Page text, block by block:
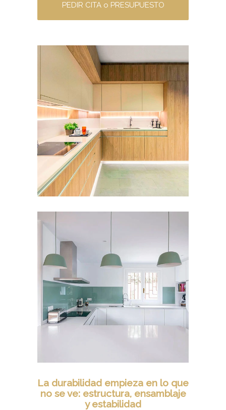
PEDIR CITA o PRESUPUESTO
La durabilidad empieza en lo que
no se ve: estructura, ensamblaje
y estabilidad